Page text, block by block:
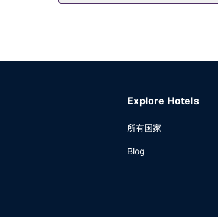
Explore Hotels
所有国家
Blog